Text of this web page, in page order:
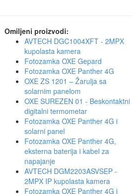
Omiljeni proizvodi:
AVTECH DGC1004XFT - 2MPX
kupolasta kamera
Fotozamka OXE Gepard
Fotozamka OXE Panther 4G
OXE ZS 1201 – Žarulja sa
solarnim panelom
OXE SUREZEN 01 - Beskontaktni
digitalni termometar
Fotozamka OXE Panther 4G i
solarni panel
Fotozamka OXE Panther 4G,
eksterna baterija i kabel za
napajanje
AVTECH DGM2203ASVSEP -
2MPX IP kupolasta kamera
Fotozamka OXE Panther 4G i